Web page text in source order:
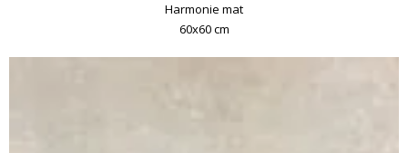
Harmonie mat
60x60 cm